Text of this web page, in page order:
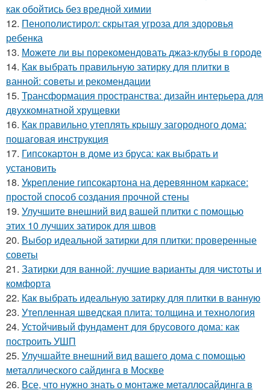
как обойтись без вредной химии
12. Пенополистирол: скрытая угроза для здоровья
ребенка
13. Можете ли вы порекомендовать джаз-клубы в городе
14. Как выбрать правильную затирку для плитки в
ванной: советы и рекомендации
15. Трансформация пространства: дизайн интерьера для
двухкомнатной хрущевки
16. Как правильно утеплять крышу загородного дома:
пошаговая инструкция
17. Гипсокартон в доме из бруса: как выбрать и
установить
18. Укрепление гипсокартона на деревянном каркасе:
простой способ создания прочной стены
19. Улучшите внешний вид вашей плитки с помощью
этих 10 лучших затирок для швов
20. Выбор идеальной затирки для плитки: проверенные
советы
21. Затирки для ванной: лучшие варианты для чистоты и
комфорта
22. Как выбрать идеальную затирку для плитки в ванную
23. Утепленная шведская плита: толщина и технология
24. Устойчивый фундамент для брусового дома: как
построить УШП
25. Улучшайте внешний вид вашего дома с помощью
металлического сайдинга в Москве
26. Все, что нужно знать о монтаже металлосайдинга в